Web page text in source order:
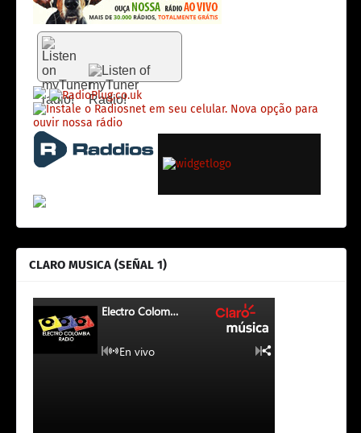
CLARO MUSICA (SEÑAL 1)